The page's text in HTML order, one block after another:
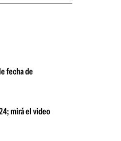
fecha de
mirá el video